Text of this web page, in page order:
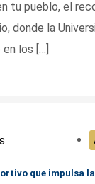
tu pueblo, el
donde la
los […]
que impulsa